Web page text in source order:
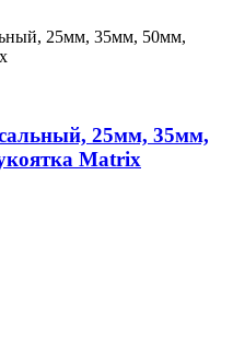
25мм, 35мм,
Matrix